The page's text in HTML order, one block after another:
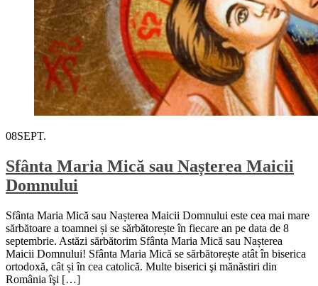
08SEPT.
Sfânta Maria Mică sau Nașterea Maicii
Domnului
Sfânta Maria Mică sau Nașterea Maicii Domnului este cea mai mare
sărbătoare a toamnei și se sărbătorește în fiecare an pe data de 8
septembrie. Astăzi sărbătorim Sfânta Maria Mică sau Nașterea
Maicii Domnului! Sfânta Maria Mică se sărbătorește atât în biserica
ortodoxă, cât și în cea catolică. Multe biserici şi mănăstiri din
România îşi […]